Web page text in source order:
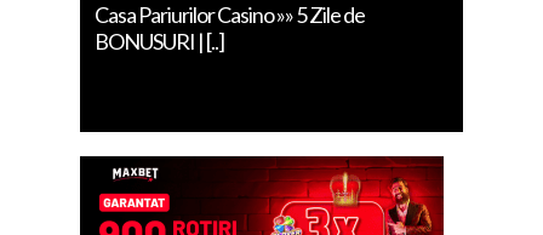
Casa Pariurilor Casino »» 5 Zile de
BONUSURI | [..]